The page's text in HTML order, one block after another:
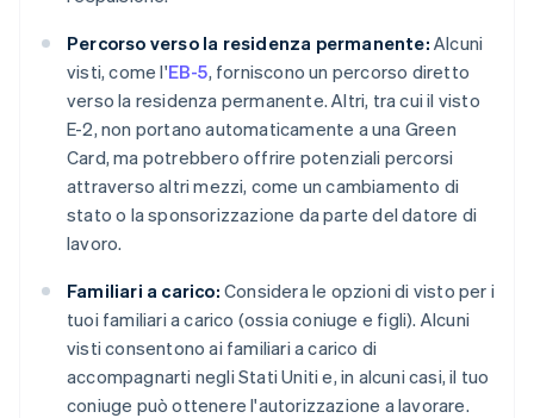
Percorso verso la residenza permanente: Alcuni
visti, come l'EB-5, forniscono un percorso diretto
verso la residenza permanente. Altri, tra cui il visto
E-2, non portano automaticamente a una Green
Card, ma potrebbero offrire potenziali percorsi
attraverso altri mezzi, come un cambiamento di
stato o la sponsorizzazione da parte del datore di
lavoro.
Familiari a carico: Considera le opzioni di visto per i
tuoi familiari a carico (ossia coniuge e figli). Alcuni
visti consentono ai familiari a carico di
accompagnarti negli Stati Uniti e, in alcuni casi, il tuo
coniuge può ottenere l'autorizzazione a lavorare.